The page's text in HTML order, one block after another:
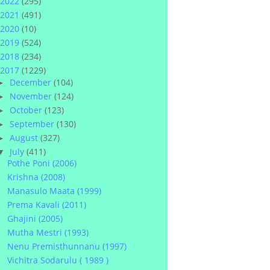
2021 (491)
2020 (10)
2019 (524)
2018 (234)
2017 (1229)
December(104)
November(124)
October(123)
September(130)
August(327)
July(411)
Pothe Poni (2006)
Krishna (2008)
Manasulo Maata (1999)
Prema Kavali (2011)
Ghajini (2005)
Mutha Mestri (1993)
Nenu Premisthunnanu (1997)
Vichitra Sodarulu ( 1989 )